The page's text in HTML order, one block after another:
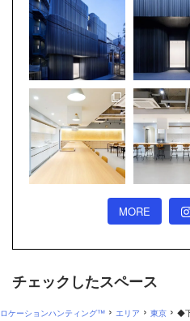
MORE
チェックしたスペース
ロケーションハンティング™ › エリア › 東京 › ◆